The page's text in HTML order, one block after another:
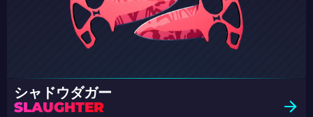
シャドウダガー
SLAUGHTER